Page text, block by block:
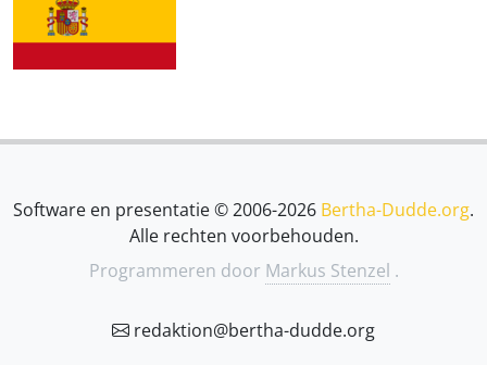
Software en presentatie © 2006-2026 Bertha-Dudde.org.
Alle rechten voorbehouden.
Programmeren door Markus Stenzel .
redaktion@bertha-dudde.org